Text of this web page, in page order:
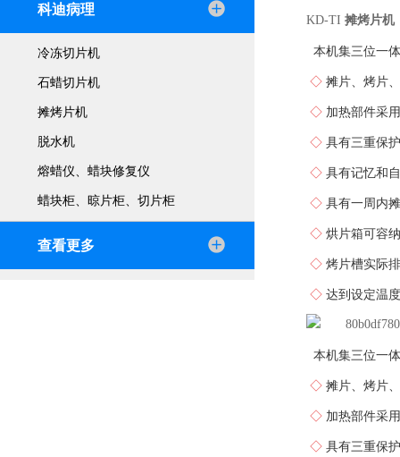
科迪病理
冷冻切片机
石蜡切片机
摊烤片机
脱水机
熔蜡仪、蜡块修复仪
蜡块柜、晾片柜、切片柜
查看更多
KD-TI 摊烤片机
本机集三位一
◇ 摊片、烤片
◇ 加热部件采
◇ 具有三重保
◇ 具有记忆和
◇ 具有一周内
◇ 烘片箱可容
◇ 烤片槽实际
◇ 达到设定温
本机集三位一
◇ 摊片、烤片
◇ 加热部件采
◇ 具有三重保